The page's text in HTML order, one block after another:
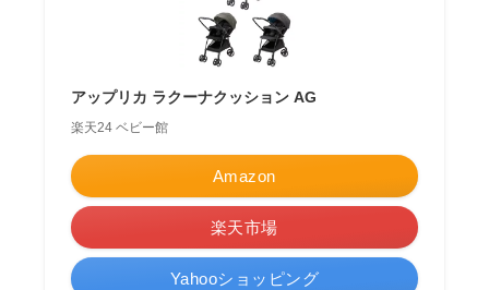
アップリカ ラクーナクッション AG
楽天24 ベビー館
Amazon
楽天市場
Yahooショッピング